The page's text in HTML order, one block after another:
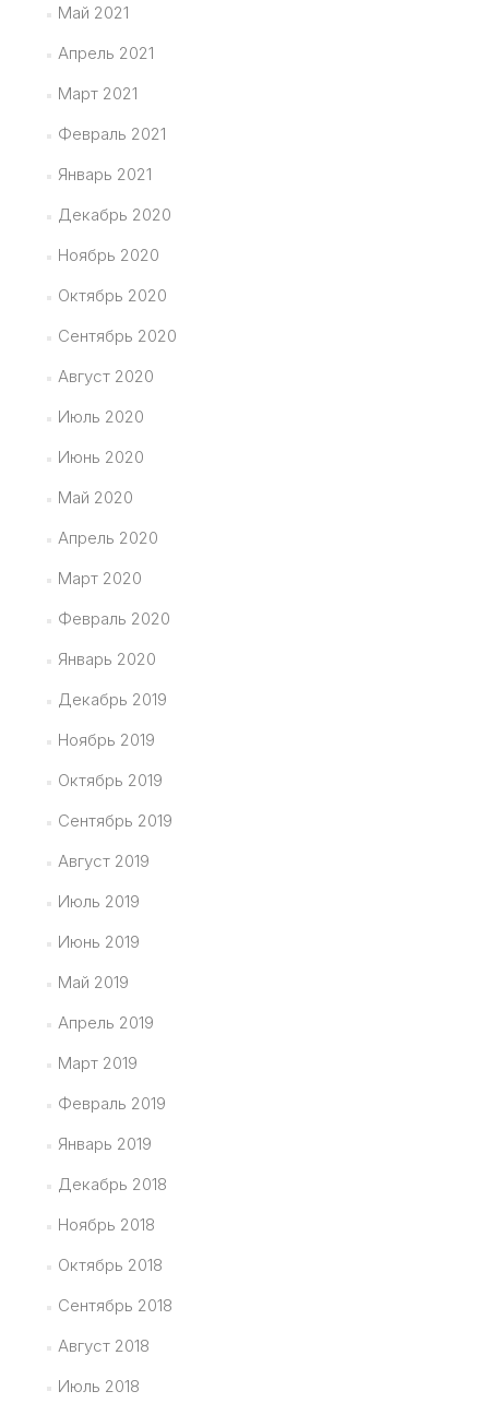
Май 2021
Апрель 2021
Март 2021
Февраль 2021
Январь 2021
Декабрь 2020
Ноябрь 2020
Октябрь 2020
Сентябрь 2020
Август 2020
Июль 2020
Июнь 2020
Май 2020
Апрель 2020
Март 2020
Февраль 2020
Январь 2020
Декабрь 2019
Ноябрь 2019
Октябрь 2019
Сентябрь 2019
Август 2019
Июль 2019
Июнь 2019
Май 2019
Апрель 2019
Март 2019
Февраль 2019
Январь 2019
Декабрь 2018
Ноябрь 2018
Октябрь 2018
Сентябрь 2018
Август 2018
Июль 2018